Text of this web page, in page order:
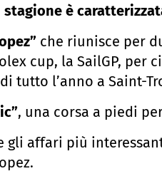
è
che riunisce per
cup, la SailGP, per
tutto l’anno a Saint-
, una corsa a piedi
gli affari più